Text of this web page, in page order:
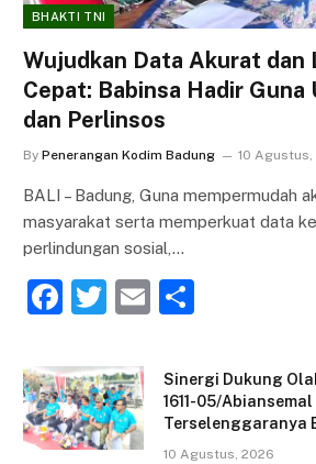
BHAKTI TNI
Wujudkan Data Akurat dan
Cepat: Babinsa Hadir Guna
dan Perlinsos
By Penerangan Kodim Badung 10 Agustus,
BALI – Badung, Guna mempermudah
masyarakat serta memperkuat data
perlindungan sosial,…
F
c
e
b
T
itt
er
E
ai ar
e
Sinergi Dukung
1611-05/
Terselenggaranya
10 Agustus, 2026